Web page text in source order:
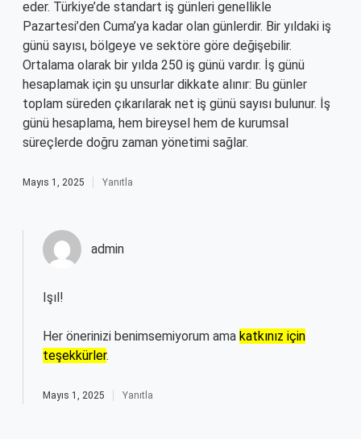
eder. Türkiye’de standart iş günleri genellikle
Pazartesi’den Cuma’ya kadar olan günlerdir. Bir yıldaki iş
günü sayısı, bölgeye ve sektöre göre değişebilir.
Ortalama olarak bir yılda 250 iş günü vardır. İş günü
hesaplamak için şu unsurlar dikkate alınır: Bu günler
toplam süreden çıkarılarak net iş günü sayısı bulunur. İş
günü hesaplama, hem bireysel hem de kurumsal
süreçlerde doğru zaman yönetimi sağlar.
Mayıs 1, 2025 Yanıtla
admin
Işıl!
Her önerinizi benimsemiyorum ama katkınız için
teşekkürler.
Mayıs 1, 2025 Yanıtla